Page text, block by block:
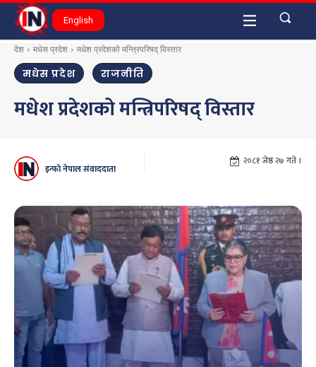
English
देश मधेस प्रदेश मधेश प्रदेशको मन्त्रिपरिषद् विस्तार
मधेस प्रदेश राजनीति
मधेश प्रदेशको मन्त्रिपरिषद् विस्तार
इन्फो नेपाल संवाददाता
२०८१ जेष्ठ २७ गते ।